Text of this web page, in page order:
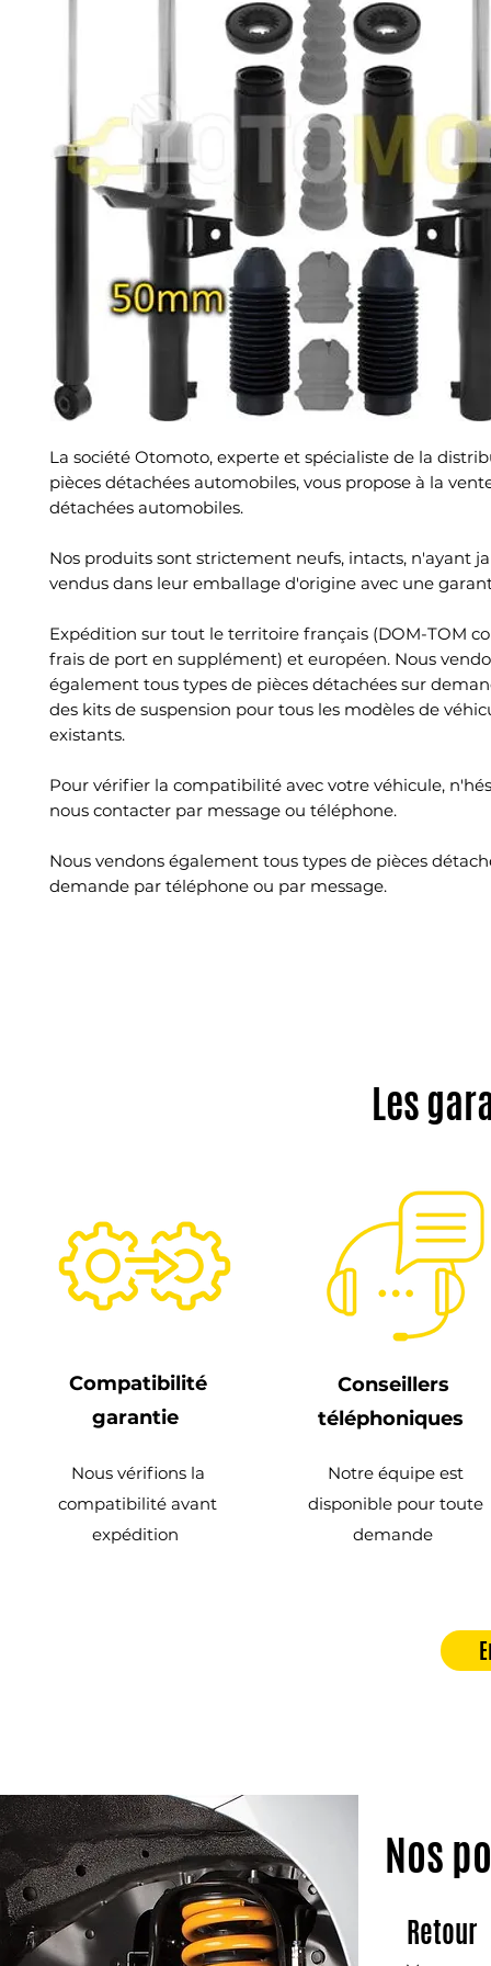
La société Otomoto, experte et spécialiste de la
pièces détachées automobiles, vous propose à la
détachées automobiles.
Nos produits sont strictement neufs, intacts, n'ayant
vendus dans leur emballage d'origine avec une
Expédition sur tout le territoire français (DOM-TOM
frais de port en supplément) et européen. Nous
également tous types de pièces détachées sur
des kits de suspension pour tous les modèles de
existants.
Pour vérifier la compatibilité avec votre véhicule,
nous contacter par message ou téléphone.
Nous vendons également tous types de pièces
demande par téléphone ou par message.
Les
Compatibilité
garantie
Nous vérifions la
compatibilité avant
expédition
Conseillers
téléphoniques
Notre équipe est
disponible pour toute
demande
Nos
Retour